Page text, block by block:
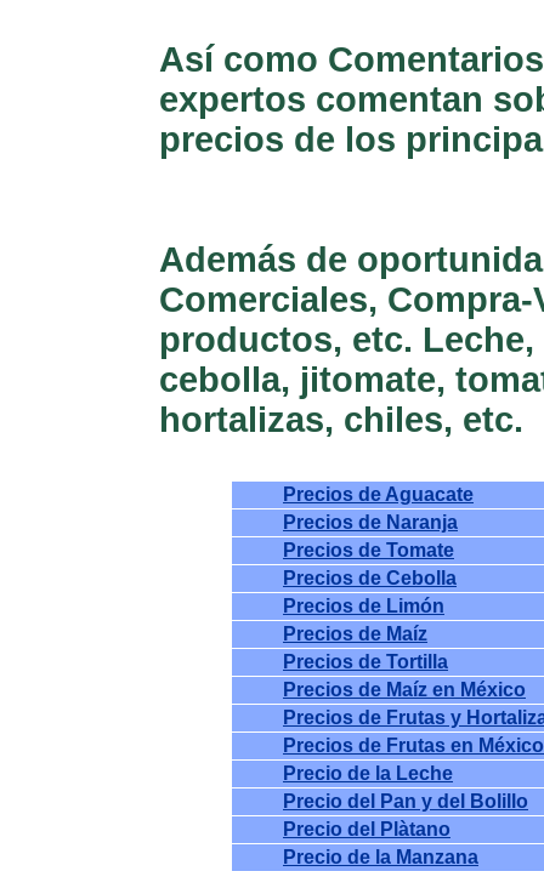
Así como
expertos comentan
precios de los
Además de
Comerciales,
productos, etc.
cebolla, jitomate,
hortalizas, chiles, etc.
Precios de Aguacate
Precios de Naranja
Precios de Tomate
Precios de Cebolla
Precios de Limón
Precios de Maíz
Precios de Tortilla
Precios de Maíz en México
Precios de Frutas y
Precios de Frutas en México
Precio de la Leche
Precio del Pan y del Bolillo
Precio del Plàtano
Precio de la Manzana